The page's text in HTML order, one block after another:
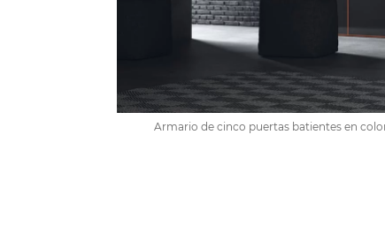
Armario de cinco puertas batientes en